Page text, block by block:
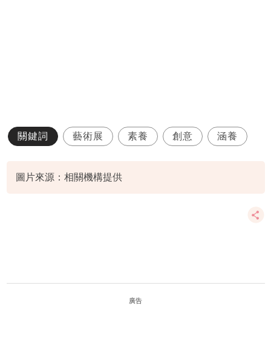
關鍵詞 藝術展 素養 創意 涵養
圖片來源：相關機構提供
廣告